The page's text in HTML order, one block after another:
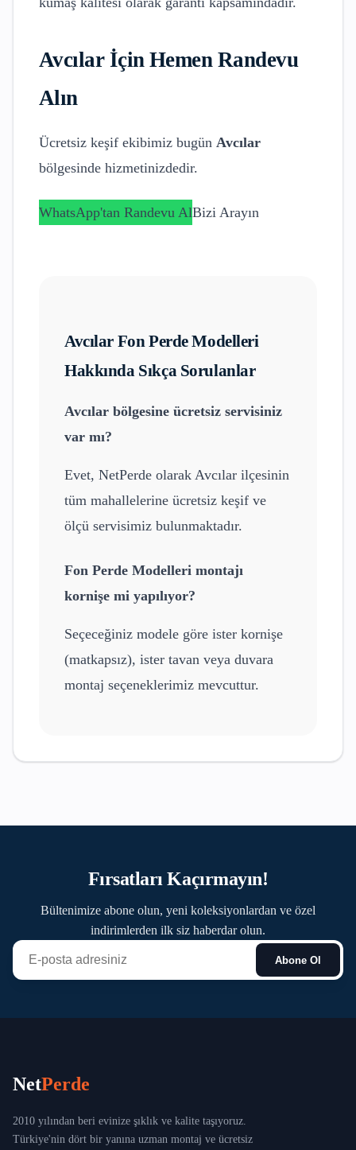
Avcılarİçin Hemen Randevu
Alın
Ücretsiz keşif ekibimiz bugün Avcılar
bölgesinde hizmetinizdedir.
WhatsApp'tan Randevu AlBizi Arayın
Avcılar Fon Perde Modelleri
Hakkında Sıkça Sorulanlar
Avcılar bölgesine ücretsiz servisiniz
var mı?
Evet, NetPerde olarak Avcılar ilçesinin
tüm mahallelerine ücretsiz keşif ve
ölçü servisimiz bulunmaktadır.
Fon Perde Modelleri montajı
kornişe mi yapılıyor?
Seçeceğiniz modele göre ister kornişe
(matkapsız), ister tavan veya duvara
montaj seçeneklerimiz mevcuttur.
Fırsatları Kaçırmayın!
Bültenimize abone olun, yeni koleksiyonlardan ve özel
indirimlerden ilk siz haberdar olun.
Abone Ol
NetPerde
2010 yılından beri evinize şıklık ve kalite taşıyoruz.
Türkiye'nin dört bir yanına uzman montaj ve ücretsiz